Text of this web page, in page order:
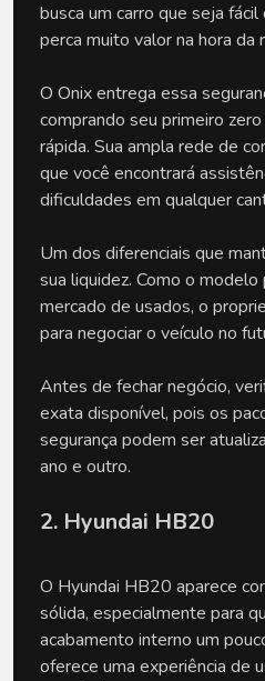
busca um carro que seja
perca muito valor na hora da
O Onix entrega essa
comprando seu primeiro
rápida. Sua ampla rede de
que você encontrará
dificuldades em qualquer
Um dos diferenciais que
sua liquidez. Como o
mercado de usados, o
para negociar o veículo no
Antes de fechar negócio,
exata disponível, pois os
segurança podem ser
ano e outro.
2. Hyundai HB20
O Hyundai HB20 aparece
sólida, especialmente para
acabamento interno um
oferece uma experiência de